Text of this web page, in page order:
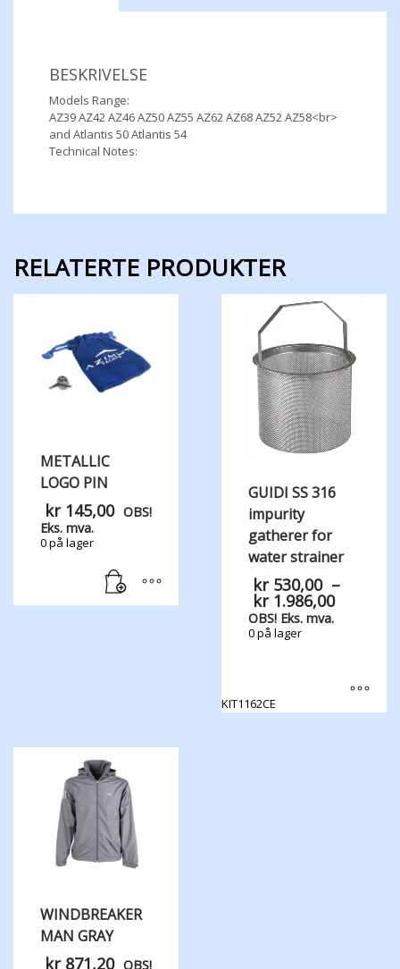
BESKRIVELSE
Models Range:
AZ39 AZ42 AZ46 AZ50 AZ55 AZ62 AZ68 AZ52 AZ58<br>
and Atlantis 50 Atlantis 54
Technical Notes:
RELATERTE PRODUKTER
METALLIC
LOGO PIN
kr145,00 OBS!
Eks. mva.
0 på lager
GUIDI SS 316
impurity
gatherer for
water strainer
kr530,00 –
kr1.986,00
OBS! Eks. mva.
0 på lager
KIT1162CE
WINDBREAKER
MAN GRAY
kr871,20 OBS!